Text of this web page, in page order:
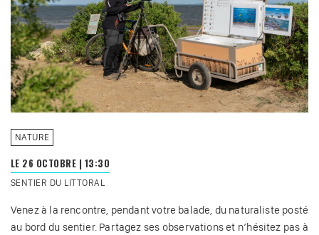
NATURE
LE 26 OCTOBRE | 13:30
SENTIER DU LITTORAL
Venez à la rencontre, pendant votre balade, du naturaliste posté
au bord du sentier. Partagez ses observations et n’hésitez pas à